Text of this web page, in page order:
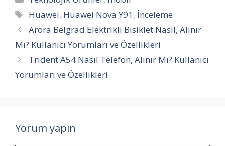
Etiketler
Huawei, Huawei Nova Y91, İnceleme
Arora Belgrad Elektrikli Bisiklet Nasıl, Alınır
Mı? Kullanıcı Yorumları ve Özellikleri
Trident A54 Nasıl Telefon, Alınır Mı? Kullanıcı
Yorumları ve Özellikleri
Yorum yapın